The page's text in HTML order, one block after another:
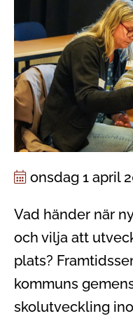
onsdag 1 april
Vad händer när
och vilja att
plats?
kommuns
skolutveckling